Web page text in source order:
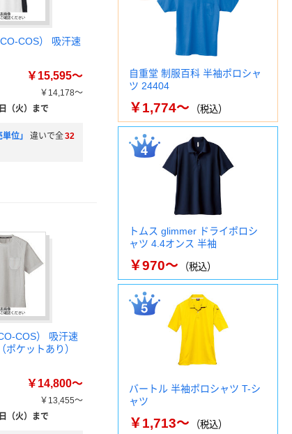
COS） 吸汗速
￥15,595～
￥14,178～
（火）まで
位」 違いで全32
COS） 吸汗速
ケットあり）
￥14,800～
￥13,455～
（火）まで
自重堂 制服百科 半袖ポロシャ
ツ 24404
￥1,774～ （税込）
トムス glimmer ドライポロシ
ャツ 4.4オンス 半袖
￥970～ （税込）
バートル 半袖ポロシャツ T-シ
ャツ
￥1,713～ （税込）